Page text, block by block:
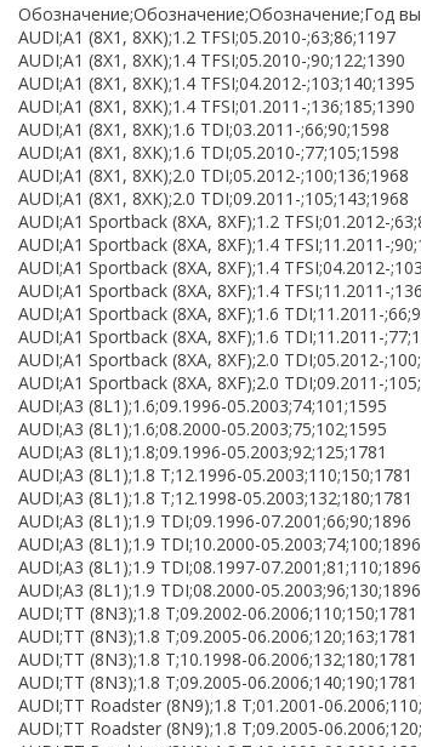
Обозначение;Обозначение;Обозначение;Год
AUDI;A1 (8X1, 8XK);1.2 TFSI;05.2010-;63;86;1197
AUDI;A1 (8X1, 8XK);1.4 TFSI;05.2010-;90;122;1390
AUDI;A1 (8X1, 8XK);1.4 TFSI;04.2012-;103;140;1395
AUDI;A1 (8X1, 8XK);1.4 TFSI;01.2011-;136;185;1390
AUDI;A1 (8X1, 8XK);1.6 TDI;03.2011-;66;90;1598
AUDI;A1 (8X1, 8XK);1.6 TDI;05.2010-;77;105;1598
AUDI;A1 (8X1, 8XK);2.0 TDI;05.2012-;100;136;1968
AUDI;A1 (8X1, 8XK);2.0 TDI;09.2011-;105;143;1968
AUDI;A1 Sportback (8XA, 8XF);1.2 TFSI;01.2012-
AUDI;A1 Sportback (8XA, 8XF);1.4 TFSI;11.2011-
AUDI;A1 Sportback (8XA, 8XF);1.4 TFSI;04.2012-
AUDI;A1 Sportback (8XA, 8XF);1.4 TFSI;11.2011-
AUDI;A1 Sportback (8XA, 8XF);1.6 TDI;11.2011-
AUDI;A1 Sportback (8XA, 8XF);1.6 TDI;11.2011-
AUDI;A1 Sportback (8XA, 8XF);2.0 TDI;05.2012-
AUDI;A1 Sportback (8XA, 8XF);2.0 TDI;09.2011-
AUDI;A3 (8L1);1.6;09.1996-05.2003;74;101;1595
AUDI;A3 (8L1);1.6;08.2000-05.2003;75;102;1595
AUDI;A3 (8L1);1.8;09.1996-05.2003;92;125;1781
AUDI;A3 (8L1);1.8 T;12.1996-05.2003;110;150;1781
AUDI;A3 (8L1);1.8 T;12.1998-05.2003;132;180;1781
AUDI;A3 (8L1);1.9 TDI;09.1996-07.2001;66;90;1896
AUDI;A3 (8L1);1.9 TDI;10.2000-05.2003;74;100;1896
AUDI;A3 (8L1);1.9 TDI;08.1997-07.2001;81;110;1896
AUDI;A3 (8L1);1.9 TDI;08.2000-05.2003;96;130;1896
AUDI;TT (8N3);1.8 T;09.2002-06.2006;110;150;1781
AUDI;TT (8N3);1.8 T;09.2005-06.2006;120;163;1781
AUDI;TT (8N3);1.8 T;10.1998-06.2006;132;180;1781
AUDI;TT (8N3);1.8 T;09.2005-06.2006;140;190;1781
AUDI;TT Roadster (8N9);1.8 T;01.2001-
AUDI;TT Roadster (8N9);1.8 T;09.2005-